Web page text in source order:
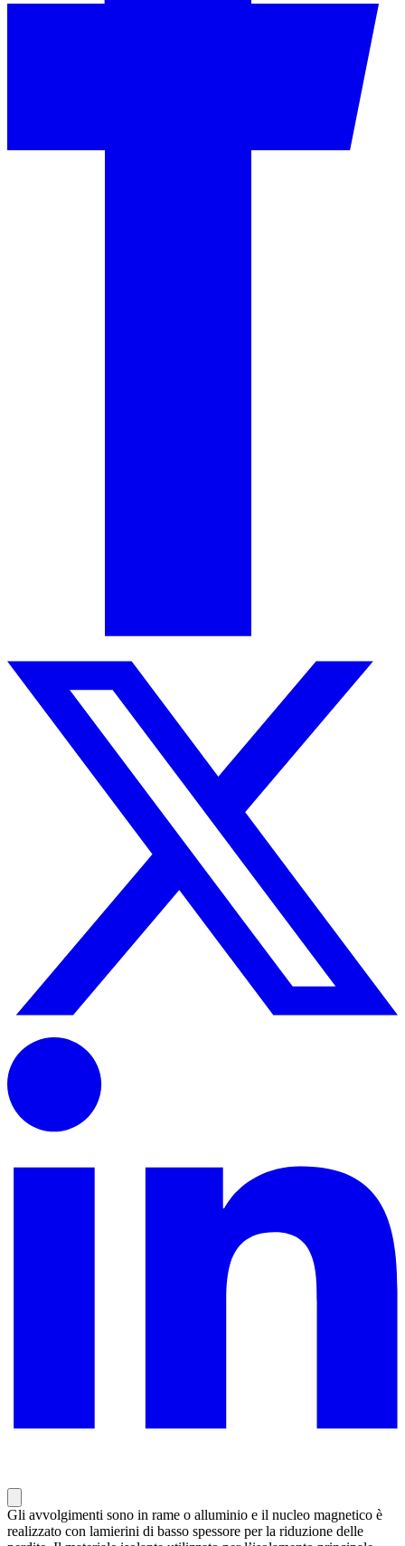
Gli avvolgimenti sono in rame o alluminio e il nucleo magnetico è
realizzato con lamierini di basso spessore per la riduzione delle